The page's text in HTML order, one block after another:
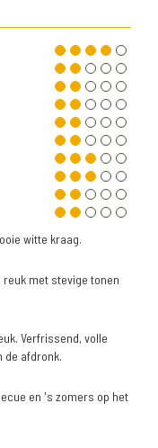
witte kraag.
met stevige tonen
Verfrissend, volle
de afdronk.
en 's zomers op het